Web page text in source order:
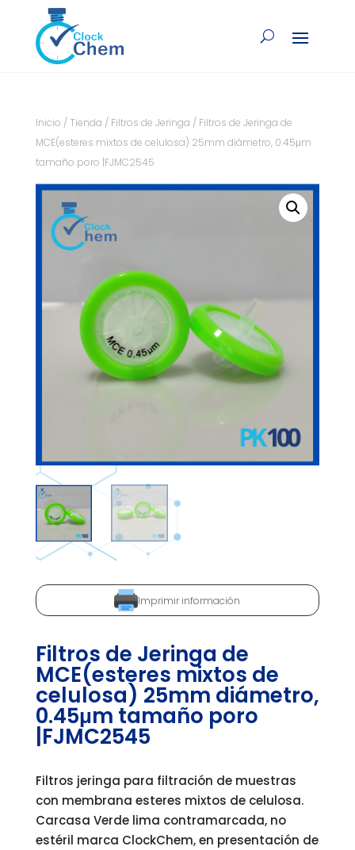
Inicio / Tienda / Filtros de Jeringa / Filtros de Jeringa de
MCE(esteres mixtos de celulosa) 25mm diámetro, 0.45μm
tamaño poro |FJMC2545
Imprimir información
Filtros de Jeringa de
MCE(esteres mixtos de
celulosa) 25mm diámetro,
0.45μm tamaño poro
|FJMC2545
Filtros jeringa para filtración de muestras
con membrana esteres mixtos de celulosa.
Carcasa Verde lima contramarcada, no
estéril marca ClockChem, en presentación de